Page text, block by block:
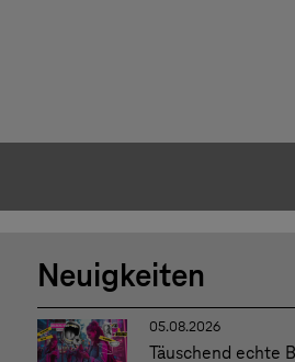
Neuigkeiten
05.08.2026
Täuschend echte